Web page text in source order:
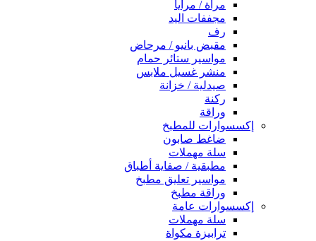
مرآة / مرايا
مجففات اليد
رف
مقبض بانيو / مرحاض
مواسير ستائر حمام
منشر غسيل ملابس
صيدلية / خزانة
ركنة
وراقة
إكسسوارات للمطبخ
ضاغط صابون
سلة مهملات
مطبقية / صفاية أطباق
مواسير تعليق مطبخ
وراقة مطبخ
إكسسوارات عامة
سلة مهملات
ترابيزة مكواة